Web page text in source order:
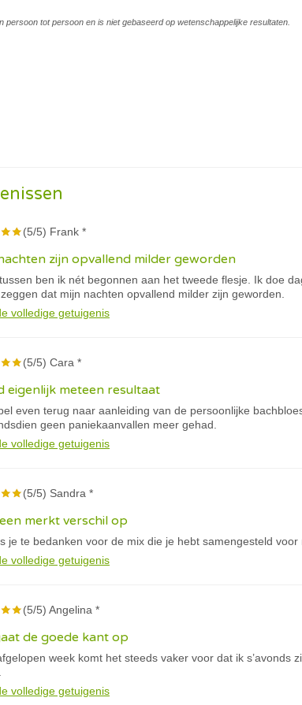
persoon tot persoon en is niet gebaseerd op wetenschappelijke resultaten.
(5/5) Frank *
zijn opvallend milder geworden
ben ik nét begonnen aan het tweede flesje. Ik doe
dat mijn nachten opvallend milder zijn geworden.
volledige getuigenis
(5/5) Cara *
eigenlijk meteen resultaat
even terug naar aanleiding van de persoonlijke
geen paniekaanvallen meer gehad.
volledige getuigenis
(5/5) Sandra *
merkt verschil op
je te bedanken voor de mix die je hebt samengesteld voor
volledige getuigenis
(5/5) Angelina *
de goede kant op
week komt het steeds vaker voor dat ik
volledige getuigenis